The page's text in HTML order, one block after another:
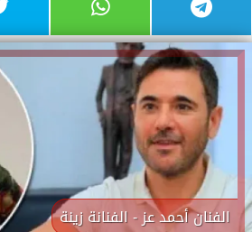
الفنان أحمد عز - الفنانة زينة